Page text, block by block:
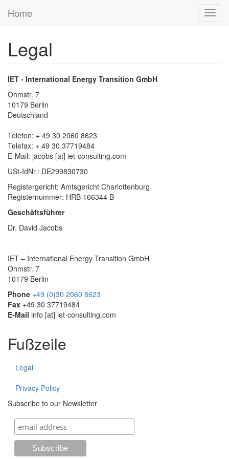
HomePrevious Next
Legal
IET - International Energy Transition GmbH
Ohmstr. 7
10179 Berlin
Deutschland
Telefon: + 49 30 2060 8623
Telefax: + 49 30 37719484
E-Mail: jacobs [at] iet-consulting.com
USt-IdNr.: DE299830730
Registergericht: Amtsgericht Charlottenburg
Registernummer: HRB 166344 B
Geschäftsführer
Dr. David Jacobs
IET – International Energy Transition GmbH
Ohmstr. 7
10179 Berlin
Phone +49 (0)30 2060 8623
Fax +49 30 37719484
E-Mail info [at] iet-consulting.com
Fußzeile
Legal
Privacy Policy
Subscribe to our Newsletter